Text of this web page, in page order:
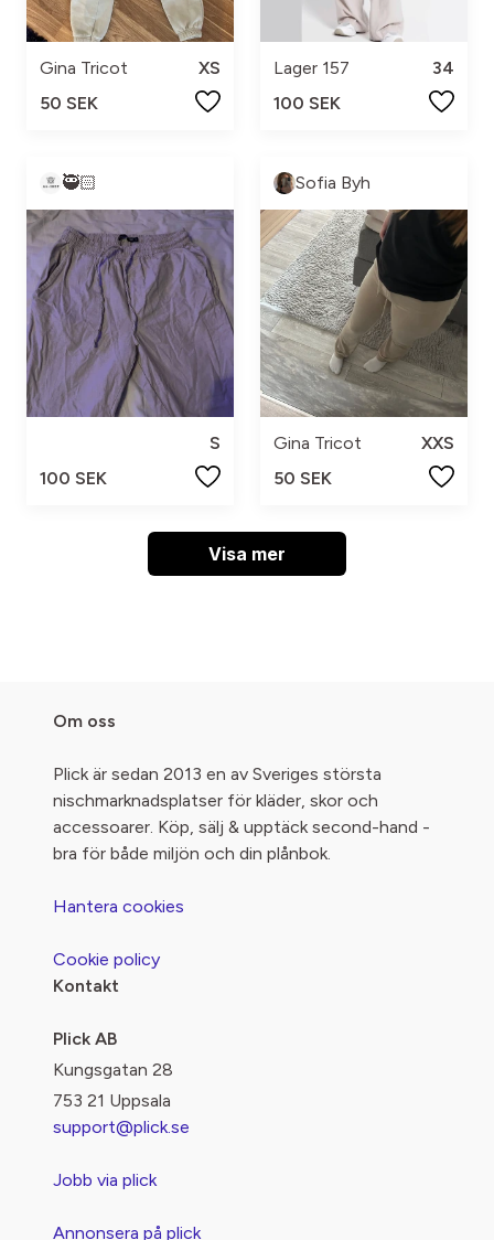
Gina Tricot
XS
50 SEK
Lager 157
34
100 SEK
🥷🏻
S
100 SEK
Sofia Byh
Gina Tricot
XXS
50 SEK
Visa mer
Om oss
Plick är sedan 2013 en av Sveriges största
nischmarknadsplatser för kläder, skor och
accessoarer. Köp, sälj & upptäck second-hand -
bra för både miljön och din plånbok.
Hantera cookies
Cookie policy
Kontakt
Plick AB
Kungsgatan 28
753 21 Uppsala
support@plick.se
Jobb via plick
Annonsera på plick